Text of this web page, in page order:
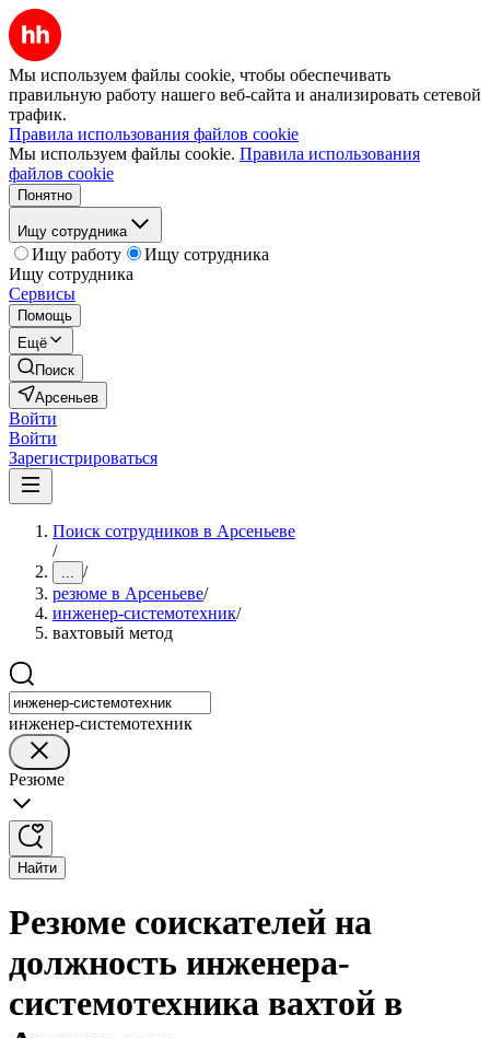
Мы используем файлы cookie, чтобы обеспечивать
правильную работу нашего веб-сайта и анализировать сетевой
трафик.
Правила использования файлов cookie
Мы используем файлы cookie. Правила использования
файлов cookie
Понятно
Ищу сотрудника
Ищу работу
Ищу сотрудника
Ищу сотрудника
Сервисы
Помощь
Ещё
Поиск
Арсеньев
Войти
Войти
Зарегистрироваться
Поиск сотрудников в Арсеньеве
/
... /
резюме в Арсеньеве/
инженер-системотехник/
вахтовый метод
инженер-системотехник
Резюме
Найти
Резюме соискателей на
должность инженера-
системотехника вахтой в